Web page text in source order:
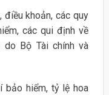
điều khoản, các quy
các qui định về
do Bộ Tài chính và
bảo hiểm, tỷ lệ hoa